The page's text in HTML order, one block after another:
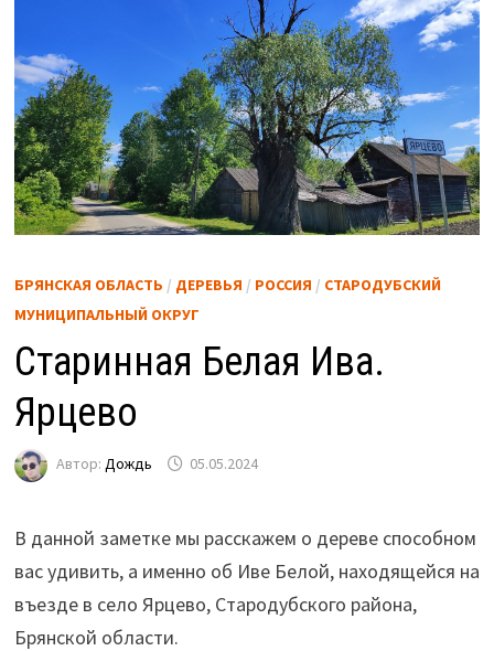
БРЯНСКАЯ ОБЛАСТЬ / ДЕРЕВЬЯ / РОССИЯ / СТАРОДУБСКИЙ
МУНИЦИПАЛЬНЫЙ ОКРУГ
Старинная Белая Ива.
Ярцево
Автор: Дождь 05.05.2024
В данной заметке мы расскажем о дереве способном
вас удивить, а именно об Иве Белой, находящейся на
въезде в село Ярцево, Стародубского района,
Брянской области.